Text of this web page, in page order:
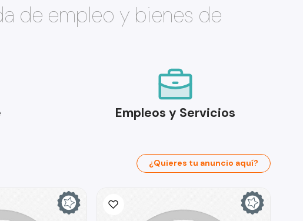
de empleo y bienes de
Empleos y Servicios
¿Quieres tu anuncio aquí?